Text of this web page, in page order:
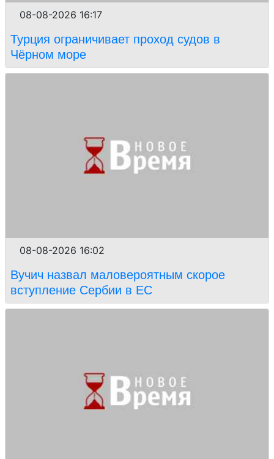
08-08-2026 16:17
Турция ограничивает проход судов в
Чёрном море
08-08-2026 16:02
Вучич назвал маловероятным скорое
вступление Сербии в ЕС